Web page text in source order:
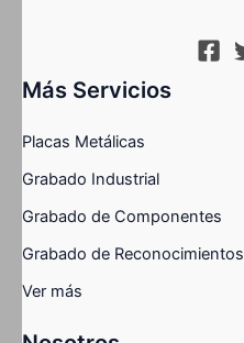
Más Servicios
Placas Metálicas
Grabado Industrial
Grabado de Componentes
Grabado de Reconocimientos
Ver más